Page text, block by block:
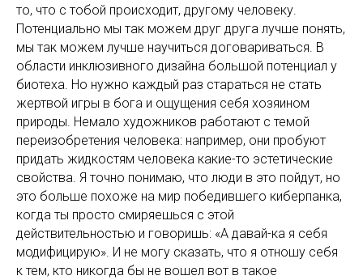
то, что с тобой происходит, другому человеку.
Потенциально мы так можем друг друга лучше понять,
мы так можем лучше научиться договариваться. В
области инклюзивного дизайна большой потенциал у
биотеха. Но нужно каждый раз стараться не стать
жертвой игры в бога и ощущения себя хозяином
природы. Немало художников работают с темой
переизобретения человека: например, они пробуют
придать жидкостям человека какие-то эстетические
свойства. Я точно понимаю, что люди в это пойдут, но
это больше похоже на мир победившего киберпанка,
когда ты просто смиряешься с этой
действительностью и говоришь: «А давай-ка я себя
модифицирую». И не могу сказать, что я отношу себя
к тем, кто никогда бы не вошел вот в такое